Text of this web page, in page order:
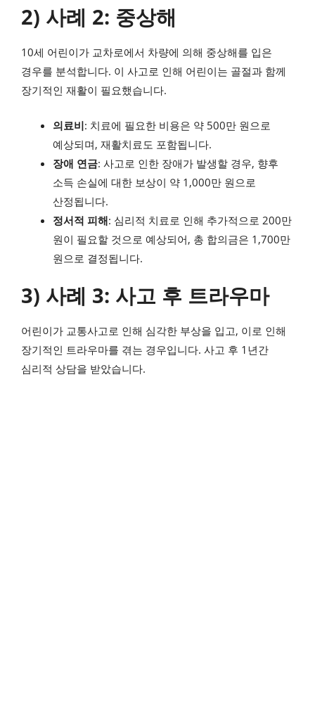
2) 사례 2: 중상해
10세 어린이가 교차로에서 차량에 의해 중상해를 입은
경우를 분석합니다. 이 사고로 인해 어린이는 골절과 함께
장기적인 재활이 필요했습니다.
의료비: 치료에 필요한 비용은 약 500만 원으로
예상되며, 재활치료도 포함됩니다.
장애 연금: 사고로 인한 장애가 발생할 경우, 향후
소득 손실에 대한 보상이 약 1,000만 원으로
산정됩니다.
정서적 피해: 심리적 치료로 인해 추가적으로 200만
원이 필요할 것으로 예상되어, 총 합의금은 1,700만
원으로 결정됩니다.
3) 사례 3: 사고 후 트라우마
어린이가 교통사고로 인해 심각한 부상을 입고, 이로 인해
장기적인 트라우마를 겪는 경우입니다. 사고 후 1년간
심리적 상담을 받았습니다.